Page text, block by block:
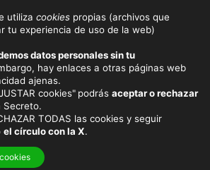
seguro y
utiliza cookies propias (archivos que
tu experiencia de uso de la web)
datos personales sin tu
hay enlaces a otras páginas web
ajenas.
cookies" podrás aceptar o rechazar
Secreto.
TODAS las cookies y seguir
el círculo con la X.